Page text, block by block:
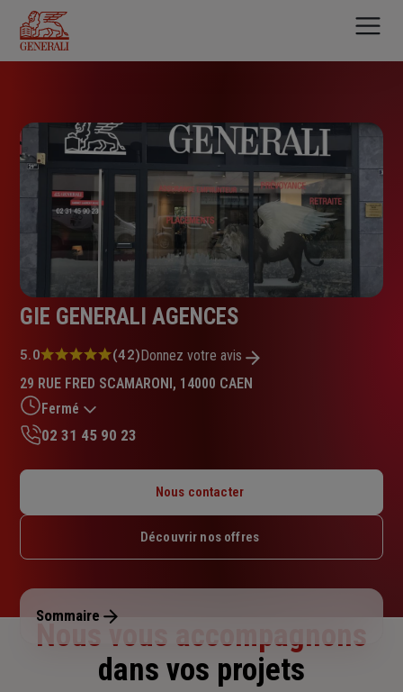
contenu
principal
GIE GENERALI AGENCES
Note
5.0
sur
5
étoiles
5.0 (42)Donnez votre avis
29 RUE FRED SCAMARONI, 14000 CAEN
Fermé
Mardi : 09h – 12h30 / 13h30 – 17h
Jeudi : 09h – 12h30 / 13h30 – 17h
Dimanche : Fermé
02 31 45 90 23
Nous contacter
Découvrir nos offres
Sommaire
Nous vous accompagnons
dans vos projets